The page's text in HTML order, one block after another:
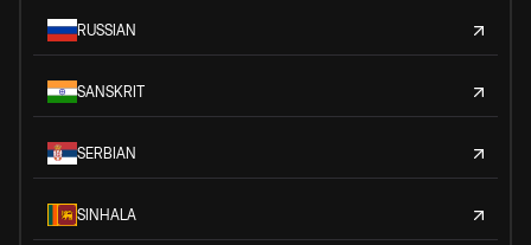
RUSSIAN
SANSKRIT
SERBIAN
SINHALA